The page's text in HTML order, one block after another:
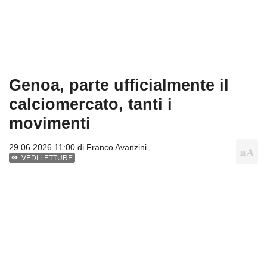
Genoa, parte ufficialmente il
calciomercato, tanti i
movimenti
29.06.2026 11:00 di Franco Avanzini
VEDI LETTURE